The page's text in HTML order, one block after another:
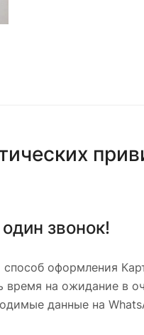
звонок!
оформления
время на ожидание в
данные на